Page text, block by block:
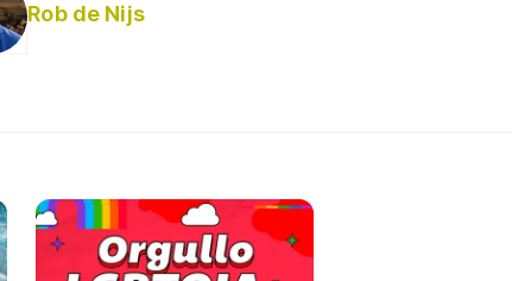
Rob de Nijs